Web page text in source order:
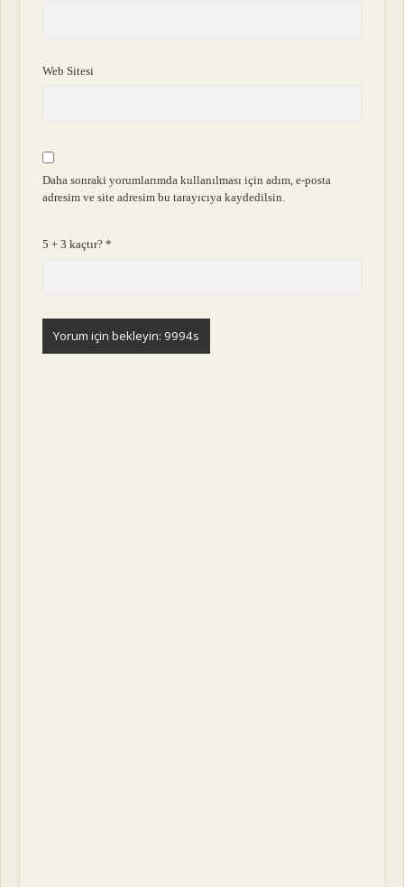
Web Sitesi
Daha sonraki yorumlarımda kullanılması için adım, e-posta
adresim ve site adresim bu tarayıcıya kaydedilsin.
5 + 3 kaçtır?*